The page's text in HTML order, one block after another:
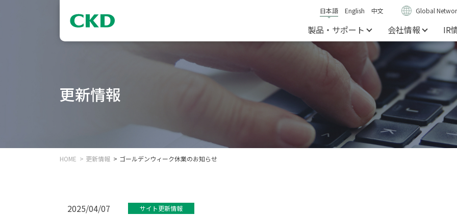
日本語 English 中文 Global
製品・サポート 会社情報 IR
更新情報
HOME 更新情報 ゴールデンウィーク休業のお知らせ
2025/04/07 サイト更新情報